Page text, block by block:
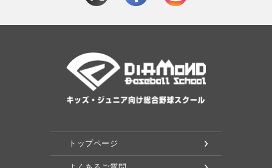
トップページ